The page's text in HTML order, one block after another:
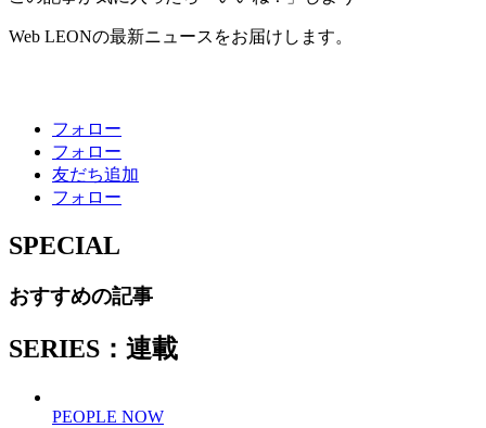
Web LEONの最新ニュースをお届けします。
フォロー
フォロー
友だち追加
フォロー
SPECIAL
おすすめの記事
SERIES：連載
PEOPLE NOW